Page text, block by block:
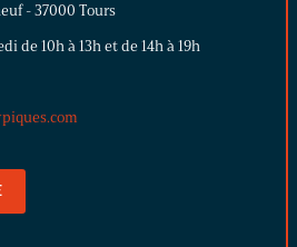
- 37000 Tours
de 10h à 13h et de 14h à 19h